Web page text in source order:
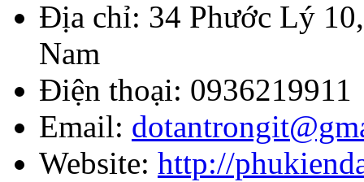
Địa chỉ: 34 Phước Lý
Nam
Điện thoại: 0936219911
Email:
Website: http://